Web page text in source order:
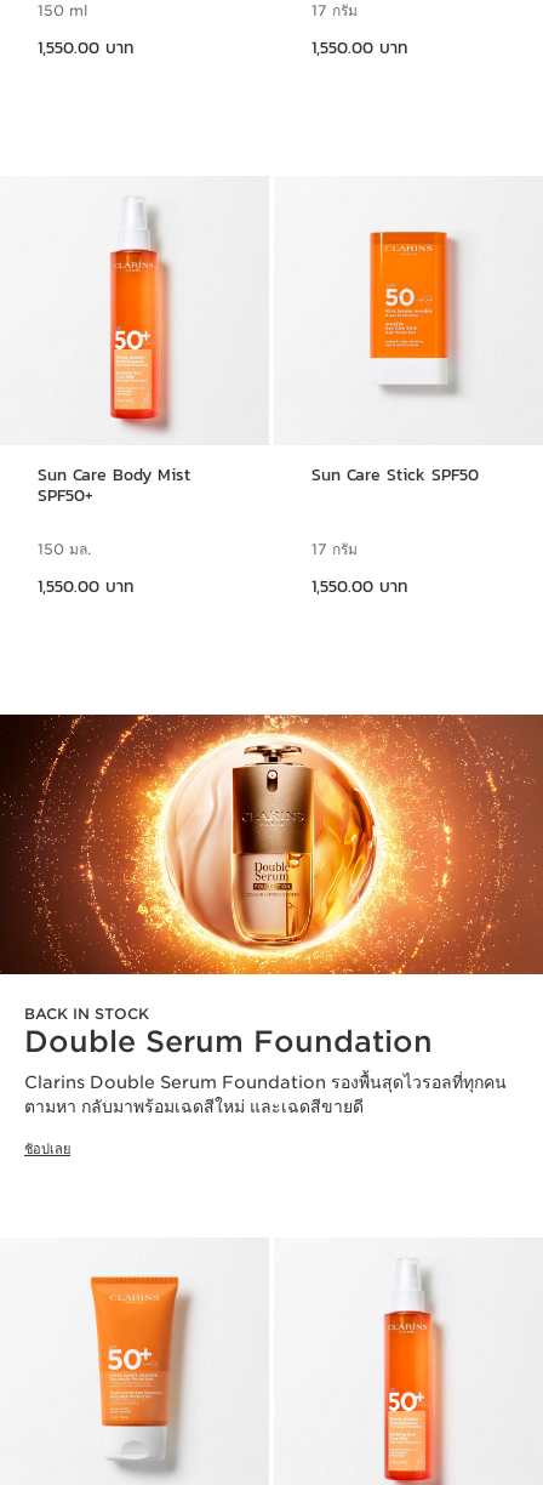
150 ml
1,550.00 บาท
17 กรัม
1,550.00 บาท
Sun Care Body Mist
SPF50+
150 มล.
1,550.00 บาท
Sun Care Stick SPF50
17 กรัม
1,550.00 บาท
BACK IN STOCK
Double Serum Foundation
Clarins Double Serum Foundation รองพื้นสุดไวรอลที่ทุกคน
ตามหา กลับมาพร้อมเฉดสีใหม่ และเฉดสีขายดี
ช้อปเลย